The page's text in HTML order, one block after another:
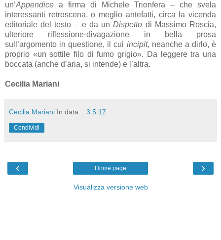
un’Appendice a firma di Michele Trionfera – che svela
interessanti retroscena, o meglio antefatti, circa la vicenda
editoriale del testo – e da unDispetto di Massimo Roscia,
ulteriore riflessione-divagazione in bella prosa
sull’argomento in questione, il cui incipit, neanche a dirlo, è
proprio «un sottile filo di fumo grigio». Da leggere tra una
boccata (anche d’aria, si intende) e l’altra.
Cecilia Mariani
Cecilia Mariani In data... 3.5.17
Condividi
‹ ›
Home page
Visualizza versione web